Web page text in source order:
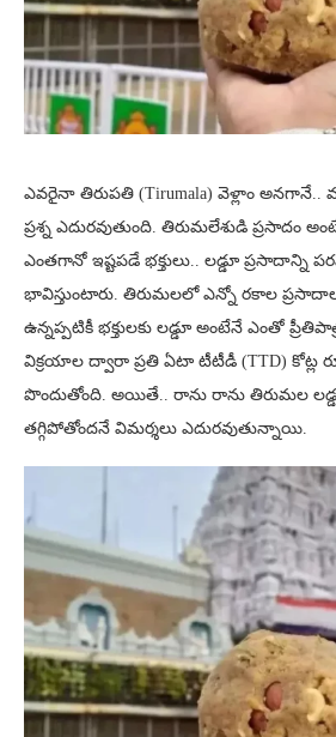
ఎవరైనా తిరుపతి (Tirumala) వెళ్లాం అనగానే..
ప్రశ్న ఎదురవుతుంది. తిరుమలేశుడి ప్రసాదం
ఎంతగానో ఇష్టపడే భక్తులు.. లడ్డూ ప్రసాదాన్ని
భావిస్తుంటారు. తిరుమలలో ఎన్నో రకాల
ఉన్నప్పటికీ భక్తులకు లడ్డూ అంటేనే ఎంతో‌
విక్రయాల ద్వారా ప్రతి ఏటా టీటీడీ (TTD)
పొందుతోంది. అయితే.. రాను రాను తిరుమల
తగ్గిపోతోందనే విమర్శలు ఎదురవుతున్నాయి.